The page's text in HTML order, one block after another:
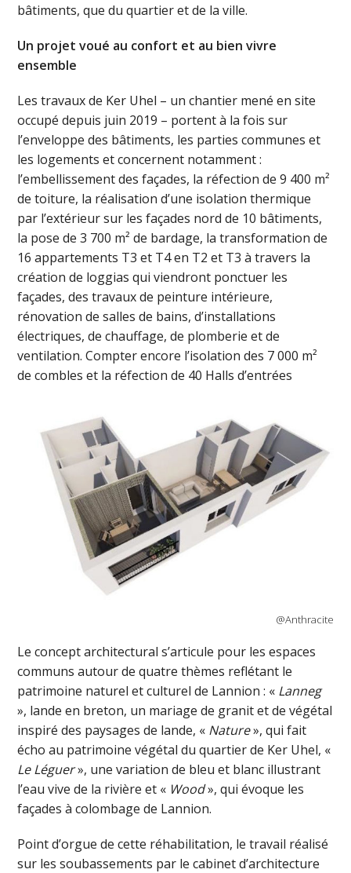
bâtiments, que du quartier et de la ville.
Un projet voué au confort et au bien vivre
ensemble
Les travaux de Ker Uhel – un chantier mené en site
occupé depuis juin 2019 – portent à la fois sur
l’enveloppe des bâtiments, les parties communes et
les logements et concernent notamment :
l’embellissement des façades, la réfection de 9 400 m²
de toiture, la réalisation d’une isolation thermique
par l’extérieur sur les façades nord de 10 bâtiments,
la pose de 3 700 m² de bardage, la transformation de
16 appartements T3 et T4 en T2 et T3 à travers la
création de loggias qui viendront ponctuer les
façades, des travaux de peinture intérieure,
rénovation de salles de bains, d’installations
électriques, de chauffage, de plomberie et de
ventilation. Compter encore l’isolation des 7 000 m²
de combles et la réfection de 40 Halls d’entrées
@Anthracite
Le concept architectural s’articule pour les espaces
communs autour de quatre thèmes reflétant le
patrimoine naturel et culturel de Lannion : « Lanneg
», lande en breton, un mariage de granit et de végétal
inspiré des paysages de lande, « Nature», qui fait
écho au patrimoine végétal du quartier de Ker Uhel, «
Le Léguer», une variation de bleu et blanc illustrant
l’eau vive de la rivière et « Wood», qui évoque les
façades à colombage de Lannion.
Point d’orgue de cette réhabilitation, le travail réalisé
sur les soubassements par le cabinet d’architecture